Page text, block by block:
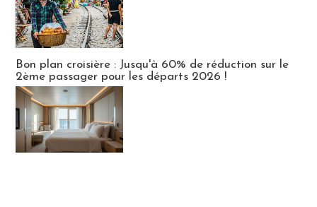
Bon plan croisière : Jusqu'à 60% de réduction sur le
2ème passager pour les départs 2026 !